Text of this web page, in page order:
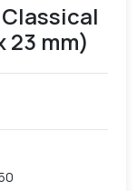
Classical
23 mm)